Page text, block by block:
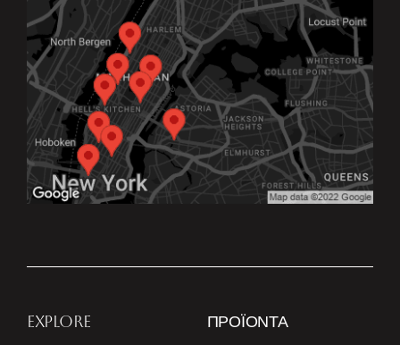
EXPLORE ΠΡΟΪΌΝΤΑ